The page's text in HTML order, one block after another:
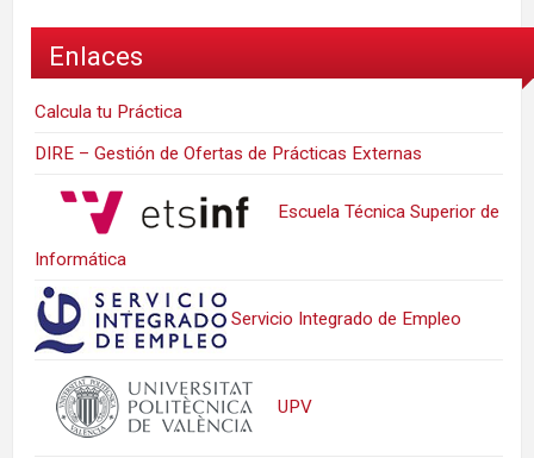
Enlaces
Calcula tu Práctica
DIRE – Gestión de Ofertas de Prácticas Externas
Escuela Técnica Superior de
Informática
Servicio Integrado de Empleo
UPV